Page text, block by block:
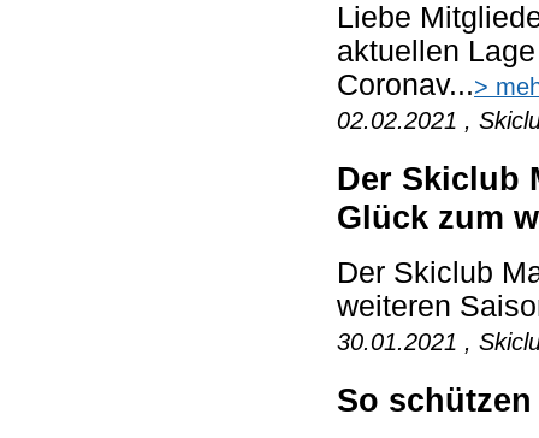
Liebe
aktuellen
Coronav...>
02.02.2021 ,
Der Skiclub
Glück zum
Der Skiclub
weiteren
30.01.2021 ,
So